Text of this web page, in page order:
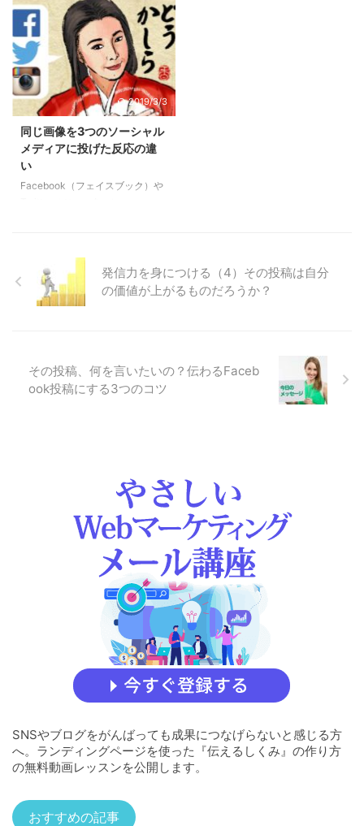
ません。今回はソーシャルメディ
アを上手に使うスターバックスの
Instagram（インスタグラム）を
見てみました。 → ソーシャルメ
ディアのファン創り（1）スタバ
とタリーズの Facebookページ比
較 インスタグラム データー ス
フォロワー 184千人 ・投稿146件
ちなみに、スターバックスの投稿
数は、 タリーズのインスタグラ
ムの半分以下ながら、 フォロワ
2019/3/3
同じ画像を3つのソーシャル
メディアに投げた反応の違
い
Facebook（フェイスブック）や
ーシャルメディアはいくつかあり
ますが、それぞれ特性がありま
す。集まっている層も違います。
の違いを意識して使い分けていき
ましょう。 スターバックス コー
ヒーが好例です。 → ソーシャル
発信力を身につける（4）その投稿は自分
の価値が上がるものだろうか？
その投稿、何を言いたいの？伝わるFaceb
ook投稿にする3つのコツ
SNSやブログをがんばっても成果につなげらないと感じる方
へ。ランディングページを使った『伝えるしくみ』の作り方
の無料動画レッスンを公開します。
おすすめの記事